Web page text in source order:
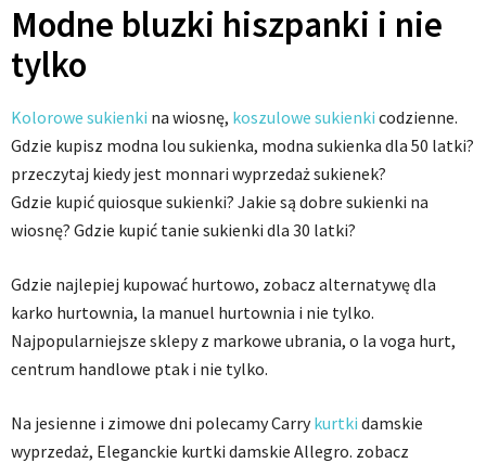
Modne bluzki hiszpanki i nie
tylko
Kolorowe sukienki na wiosnę, koszulowe sukienki codzienne.
Gdzie kupisz modna lou sukienka, modna sukienka dla 50 latki?
przeczytaj kiedy jest monnari wyprzedaż sukienek?
Gdzie kupić quiosque sukienki? Jakie są dobre sukienki na
wiosnę? Gdzie kupić tanie sukienki dla 30 latki?
Gdzie najlepiej kupować hurtowo, zobacz alternatywę dla
karko hurtownia, la manuel hurtownia i nie tylko.
Najpopularniejsze sklepy z markowe ubrania, o la voga hurt,
centrum handlowe ptak i nie tylko.
Na jesienne i zimowe dni polecamy Carrykurtki damskie
wyprzedaż, Eleganckie kurtki damskie Allegro. zobacz